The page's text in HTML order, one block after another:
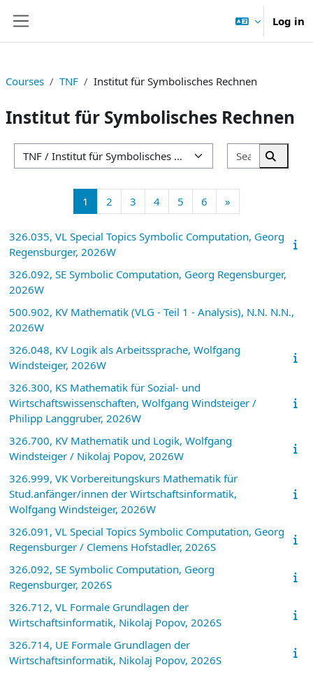
Log in
Courses TNF Institut für Symbolisches Rechnen
Institut für Symbolisches Rechnen
Course categories
Search
Search
1 Page 1
2 Page 2
3 Page 3
4Page 4
5 Page 5
6 Page 6
»
326.035, VL Special Topics Symbolic Computation, Georg
Regensburger, 2026W
326.092, SE Symbolic Computation, Georg Regensburger,
2026W
500.902, KV Mathematik (VLG - Teil 1 - Analysis), N.N. N.N.,
2026W
326.048, KV Logik als Arbeitssprache, Wolfgang
Windsteiger, 2026W
326.300, KS Mathematik für Sozial- und
Wirtschaftswissenschaften, Wolfgang Windsteiger /
Philipp Langgruber, 2026W
326.700, KV Mathematik und Logik, Wolfgang
Windsteiger / Nikolaj Popov, 2026W
326.999, VK Vorbereitungskurs Mathematik für
Stud.anfänger/innen der Wirtschaftsinformatik,
Wolfgang Windsteiger, 2026W
326.091, VL Special Topics Symbolic Computation, Georg
Regensburger / Clemens Hofstadler, 2026S
326.092, SE Symbolic Computation, Georg
Regensburger, 2026S
326.712, VL Formale Grundlagen der
Wirtschaftsinformatik, Nikolaj Popov, 2026S
326.714, UE Formale Grundlagen der
Wirtschaftsinformatik, Nikolaj Popov, 2026S